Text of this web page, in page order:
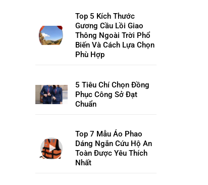
Top 5 Kích Thước
Gương Cầu Lồi Giao
Thông Ngoài Trời Phổ
Biến Và Cách Lựa Chọn
Phù Hợp
5 Tiêu Chí Chọn Đồng
Phục Công Sở Đạt
Chuẩn
Top 7 Mẫu Áo Phao
Dáng Ngắn Cứu Hộ An
Toàn Được Yêu Thích
Nhất